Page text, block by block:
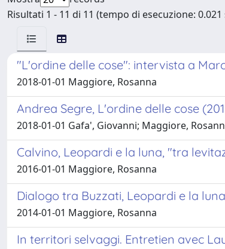
Risultati 1 - 11 di 11 (tempo di esecuzione: 0.021
"L'ordine delle cose": intervista a
2018-01-01 Maggiore, Rosanna
Andrea Segre, L'ordine delle cose
2018-01-01 Gafa', Giovanni; Maggiore,
Calvino, Leopardi e la luna, "tra
2016-01-01 Maggiore, Rosanna
Dialogo tra Buzzati, Leopardi e la
2014-01-01 Maggiore, Rosanna
In territori selvaggi. Entretien avec